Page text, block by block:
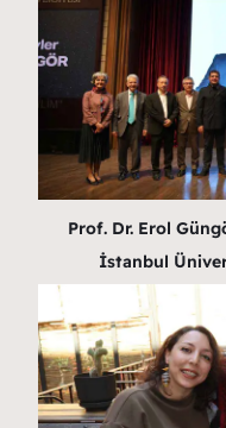
Prof. Dr. Erol
İstanbul